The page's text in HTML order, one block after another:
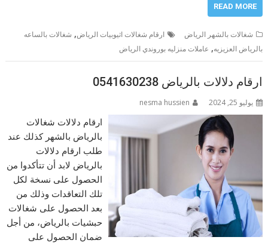
READ MORE
شغالات بالشهر الرياض ارقام شغالات اثيوبيات الرياض, شغالات بالساعه
بالرياض العزيزيه, عاملات منزليه بوروندي الرياض
ارقام دلالات بالرياض 0541630238
يوليو 25, 2024 nesma hussien
ارقام دلالات شغالات
بالرياض بالشهر كذلك عند
طلب ارقام دلالات
بالرياض لابد أن تتأكدوا من
الحصول على نسخة لكل
تلك التعاقدات وذلك من
بعد الحصول على شغالات
حبشيات بالرياض، من أجل
ضمان الحصول على